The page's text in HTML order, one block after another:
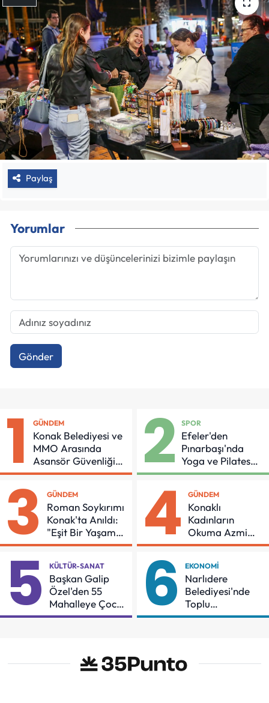
Paylaş
Yorumlar
Gönder
1 GÜNDEM
Konak Belediyesi ve
MMO Arasında
Asansör Güvenliği
İçin Önemli Protokol
2 SPOR
Efeler'den
Pınarbaşı'nda
Yoga ve Pilates
Buluşması
3 GÜNDEM
Roman Soykırımı
Konak'ta Anıldı:
"Eşit Bir Yaşam
İçin Mücadeleyi
4 GÜNDEM
Konaklı
Kadınların
Okuma Azmi
Örnek Oldu
5 KÜLTÜR-SANAT
Başkan Galip
Özel'den 55
Mahalleye Çocuk
Şenliği
6 EKONOMI
Narlıdere
Belediyesi'nde
Toplu
Sözleşmeye